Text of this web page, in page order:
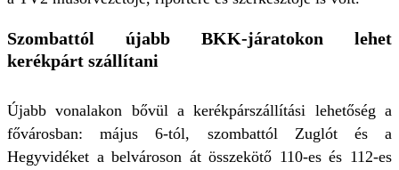
Szombattól újabb BKK-járatokon lehet
kerékpárt szállítani
Újabb vonalakon bővül a kerékpárszállítási lehetőség a
fővárosban: május 6-tól, szombattól Zuglót és a
Hegyvidéket a belvároson át összekötő 110-es és 112-es